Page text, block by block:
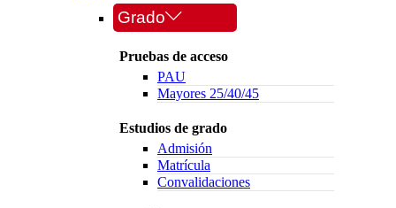
Grado
Pruebas de acceso
PAU
Mayores 25/40/45
Estudios de grado
Admisión
Matrícula
Convalidaciones